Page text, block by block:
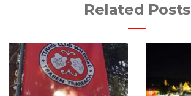
Related Posts